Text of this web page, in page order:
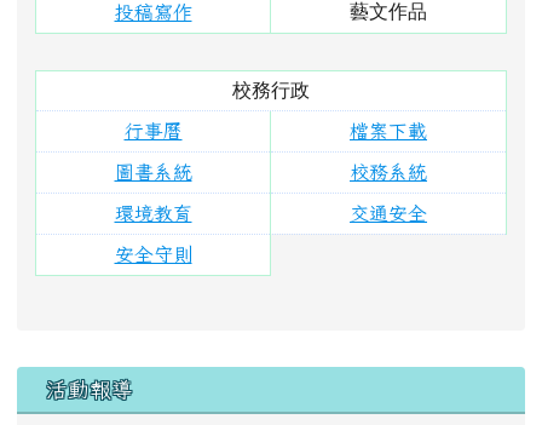
投稿寫作 藝文作品
校務行政
行事曆 檔案下載
圖書系統 校務系統
環境教育 交通安全
安全守則
右邊區域內容
活動報導